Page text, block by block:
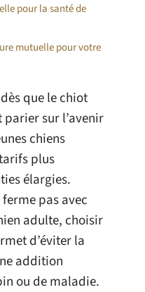
pour la santé de
mutuelle pour votre
que le chiot
parier sur l’avenir
chiens
plus
élargies.
pas avec
adulte, choisir
d’éviter la
addition
ou de maladie.